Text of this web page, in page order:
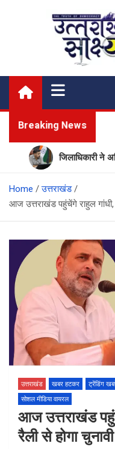
My News Portal
Breaking News
जिलाधिकारी ने
Home
उत्तराखंड
आज उत्तराखंड पहुंचेंगे राहुल गांधी,
उत्तराखंड खबर हटकर ट्रेंडिंग
सोशल मीडिया वायरल
आज उत्तराखंड
रैली से होगा